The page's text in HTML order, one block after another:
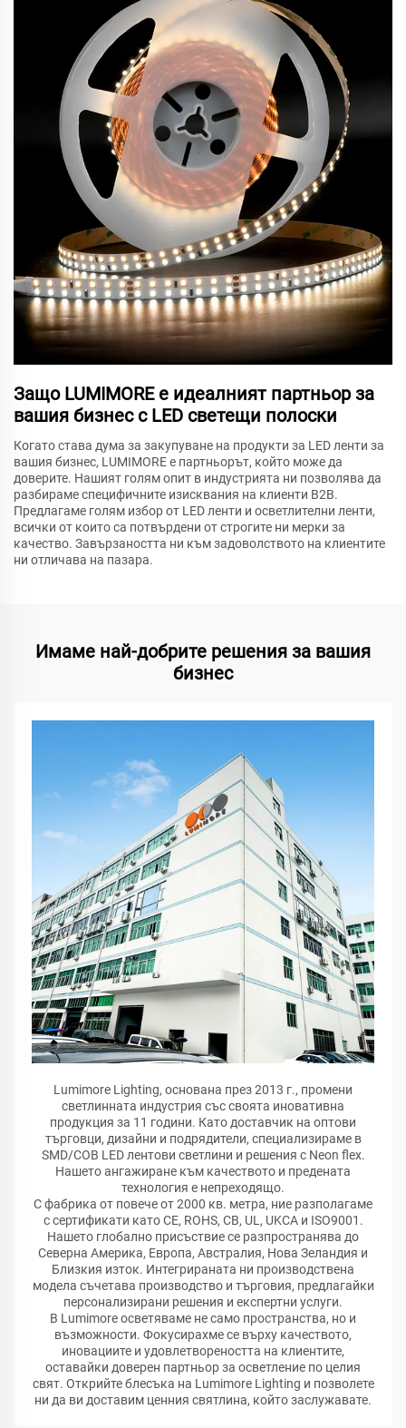
Защо LUMIMORE е идеалният партньор за
вашия бизнес с LED светещи полоски
Когато става дума за закупуване на продукти за LED ленти за
вашия бизнес, LUMIMORE е партньорът, който може да
доверите. Нашият голям опит в индустрията ни позволява да
разбираме специфичните изисквания на клиенти B2B.
Предлагаме голям избор от LED ленти и осветлителни ленти,
всички от които са потвърдени от строгите ни мерки за
качество. Завързаността ни към задоволството на клиентите
ни отличава на пазара.
Имаме най-добрите решения за вашия
бизнес
Lumimore Lighting, основана през 2013 г., промени
светлинната индустрия със своята иновативна
продукция за 11 години. Като доставчик на оптови
търговци, дизайни и подрядители, специализираме в
SMD/COB LED лентови светлини и решения с Neon flex.
Нашето ангажиране към качеството и предената
технология е непреходящо.
С фабрика от повече от 2000 кв. метра, ние разполагаме
с сертификати като CE, ROHS, CB, UL, UKCA и ISO9001.
Нашето глобално присъствие се разпространява до
Северна Америка, Европа, Австралия, Нова Зеландия и
Близкия изток. Интегрираната ни производствена
модела съчетава производство и търговия, предлагайки
персонализирани решения и експертни услуги.
В Lumimore осветяваме не само пространства, но и
възможности. Фокусирахме се върху качеството,
иновациите и удовлетвореността на клиентите,
оставайки доверен партньор за осветление по целия
свят. Открийте блесъка на Lumimore Lighting и позволете
ни да ви доставим ценния святлина, който заслужавате.